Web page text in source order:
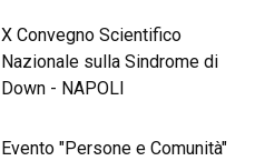
X Convegno Scientifico
Nazionale sulla Sindrome di
Down - NAPOLI
Evento "Persone e Comunità"